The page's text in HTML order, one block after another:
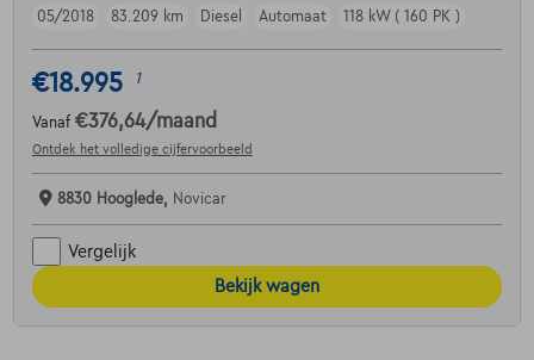
05/2018
83.209 km Diesel Automaat 118 kW ( 160 PK )
€18.995 1
Vanaf €376,64/maand
Ontdek het volledige cijfervoorbeeld
8830 Hooglede, Novicar
Vergelijk
Bekijk wagen